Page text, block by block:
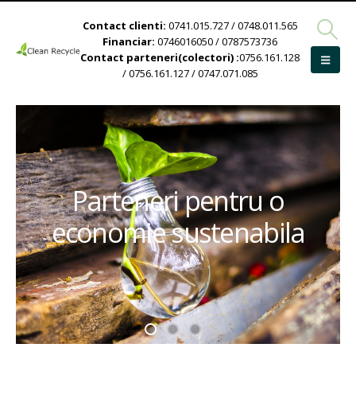
Contact clienti: 0741.015.727 / 0748.011.565
Financiar: 0746016050 / 0787573736
Contact parteneri(colectori) :0756.161.128
/ 0756.161.127 / 0747.071.085
Parteneri pentru o
economie sustenabila